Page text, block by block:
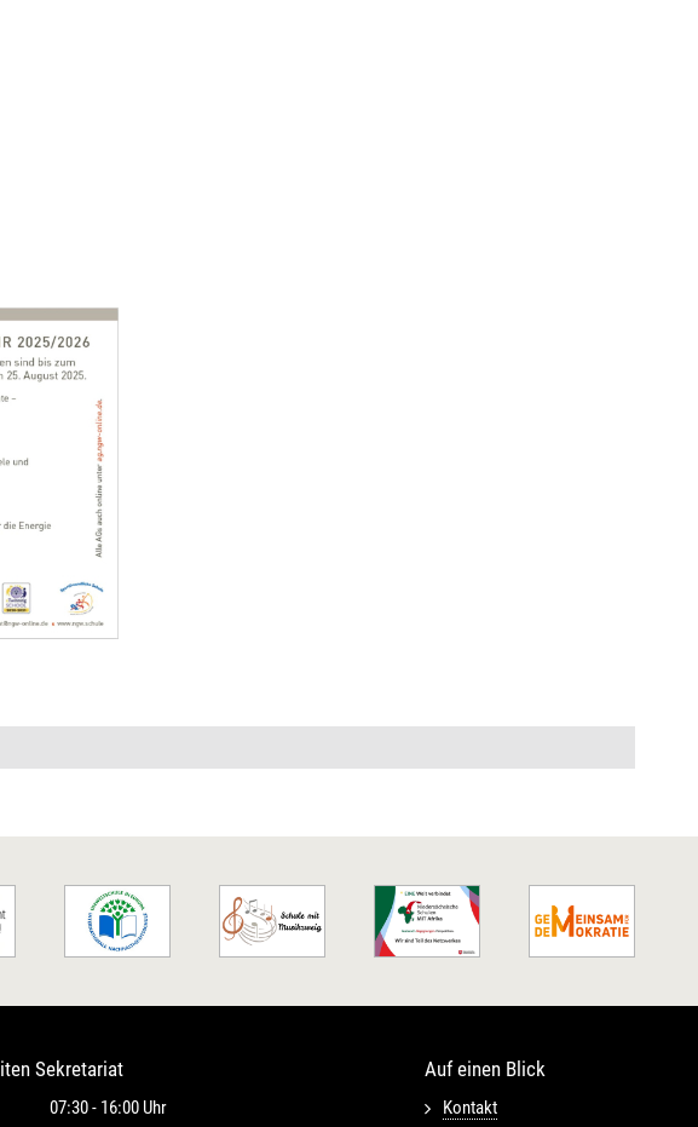
Sekretariat
07:30 - 16:00 Uhr
Auf einen Blick
Kontakt